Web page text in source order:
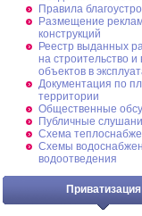
Правила
Размещение
конструкций
Реестр выданных
на строительство и
объектов в
Документация по
территории
Общественные
Публичные
Схема
Схемы
водоотведения
Приватизация